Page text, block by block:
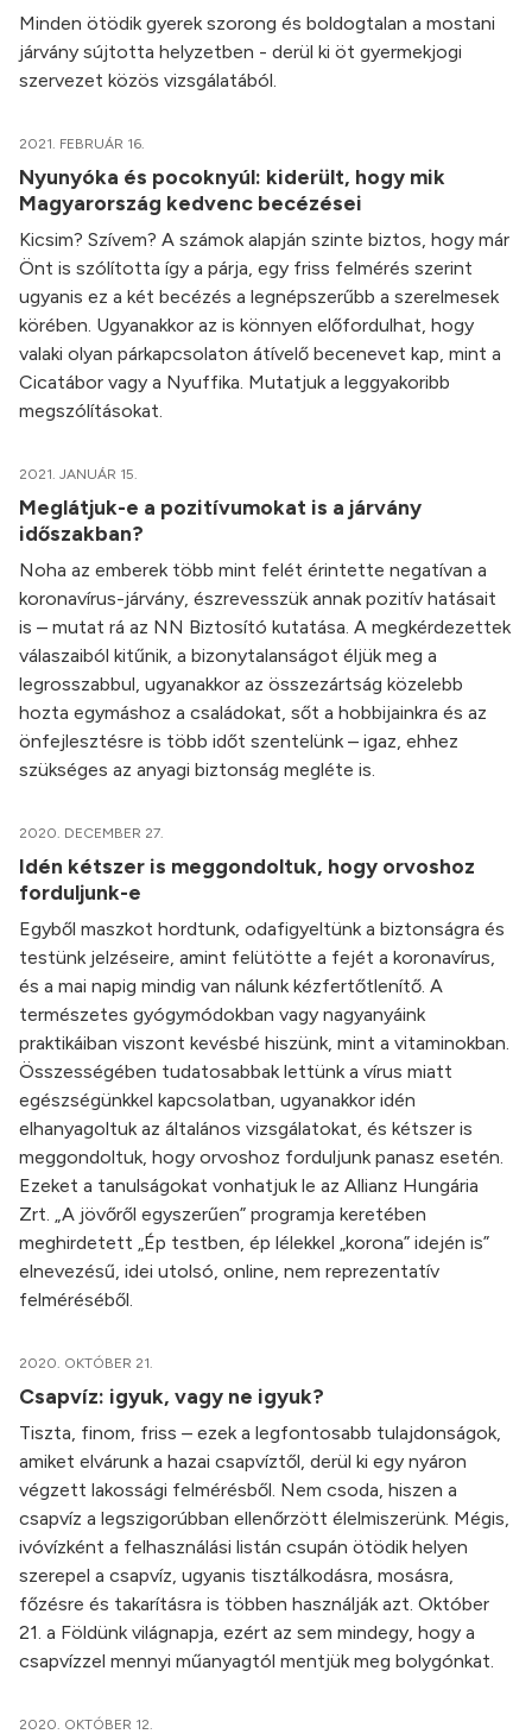
Minden ötödik gyerek szorong és boldogtalan a mostani
járvány sújtotta helyzetben - derül ki öt gyermekjogi
szervezet közös vizsgálatából.
2021. FEBRUÁR 16.
Nyunyóka és pocoknyúl: kiderült, hogy mik
Magyarország kedvenc becézései
Kicsim? Szívem? A számok alapján szinte biztos, hogy már
Önt is szólította így a párja, egy friss felmérés szerint
ugyanis ez a két becézés a legnépszerűbb a szerelmesek
körében. Ugyanakkor az is könnyen előfordulhat, hogy
valaki olyan párkapcsolaton átívelő becenevet kap, mint a
Cicatábor vagy a Nyuffika. Mutatjuk a leggyakoribb
megszólításokat.
2021. JANUÁR 15.
Meglátjuk-e a pozitívumokat is a járvány
időszakban?
Noha az emberek több mint felét érintette negatívan a
koronavírus-járvány, észrevesszük annak pozitív hatásait
is – mutat rá az NN Biztosító kutatása. A megkérdezettek
válaszaiból kitűnik, a bizonytalanságot éljük meg a
legrosszabbul, ugyanakkor az összezártság közelebb
hozta egymáshoz a családokat, sőt a hobbijainkra és az
önfejlesztésre is több időt szentelünk – igaz, ehhez
szükséges az anyagi biztonság megléte is.
2020. DECEMBER 27.
Idén kétszer is meggondoltuk, hogy orvoshoz
forduljunk-e
Egyből maszkot hordtunk, odafigyeltünk a biztonságra és
testünk jelzéseire, amint felütötte a fejét a koronavírus,
és a mai napig mindig van nálunk kézfertőtlenítő. A
természetes gyógymódokban vagy nagyanyáink
praktikáiban viszont kevésbé hiszünk, mint a vitaminokban.
Összességében tudatosabbak lettünk a vírus miatt
egészségünkkel kapcsolatban, ugyanakkor idén
elhanyagoltuk az általános vizsgálatokat, és kétszer is
meggondoltuk, hogy orvoshoz forduljunk panasz esetén.
Ezeket a tanulságokat vonhatjuk le az Allianz Hungária
Zrt. „A jövőről egyszerűen” programja keretében
meghirdetett „Ép testben, ép lélekkel „korona” idején is”
elnevezésű, idei utolsó, online, nem reprezentatív
felméréséből.
2020. OKTÓBER 21.
Csapvíz: igyuk, vagy ne igyuk?
Tiszta, finom, friss – ezek a legfontosabb tulajdonságok,
amiket elvárunk a hazai csapvíztől, derül ki egy nyáron
végzett lakossági felmérésből. Nem csoda, hiszen a
csapvíz a legszigorúbban ellenőrzött élelmiszerünk. Mégis,
ivóvízként a felhasználási listán csupán ötödik helyen
szerepel a csapvíz, ugyanis tisztálkodásra, mosásra,
főzésre és takarításra is többen használják azt. Október
21. a Földünk világnapja, ezért az sem mindegy, hogy a
csapvízzel mennyi műanyagtól mentjük meg bolygónkat.
2020. OKTÓBER 12.